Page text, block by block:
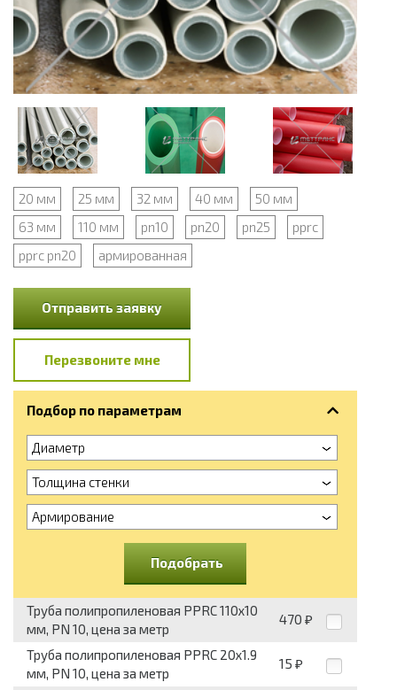
20 мм 25 мм 32 мм 40 мм
50 мм
63 мм
110 мм pn10 pn20 pn25
pprc
pprc pn20
армированная
Отправить заявку
Перезвоните мне
Подбор по параметрам
Диаметр
Толщина стенки
Армирование
Подобрать
Труба полипропиленовая PPRC 110x10
мм, PN 10, цена за метр
470 ₽
Труба полипропиленовая PPRC 20x1.9
мм, PN 10, цена за метр
15 ₽